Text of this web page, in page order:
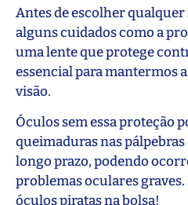
Antes de escolher
alguns cuidados como a
uma lente que protege
essencial para mantermos
visão.
Óculos sem essa proteção
queimaduras nas pálpebras
longo prazo, podendo
problemas oculares
óculos piratas na bolsa!